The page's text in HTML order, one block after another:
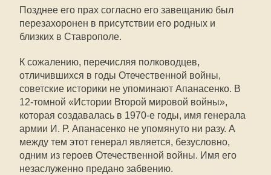
Позднее его прах согласно его завещанию был
перезахоронен в присутствии его родных и
близких в Ставрополе.
К сожалению, перечисляя полководцев,
отличившихся в годы Отечественной войны,
советские историки не упоминают Апанасенко. В
12-томной «Истории Второй мировой войны»,
которая создавалась в 1970-е годы, имя генерала
армии И. Р. Апанасенко не упомянуто ни разу. А
между тем этот генерал является, безусловно,
одним из героев Отечественной войны. Имя его
незаслуженно предано забвению.